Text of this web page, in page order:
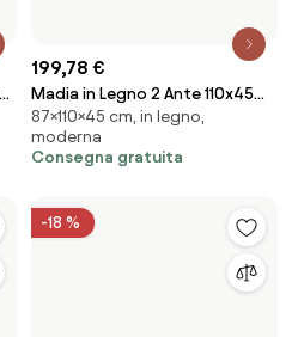
1693,97 €
effetto marmo L180 2 piedini